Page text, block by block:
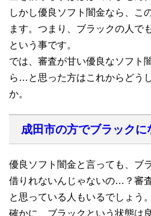
しかし優良ソフト闇金なら、こ
ます。つまり、ブラックの人で
という事です。
では、審査が甘い優良なソフト
ら…と思った方はこれからどう
か。
成田市の方でブラックに
優良ソフト闇金と言っても、ブ
借りれないんじゃないの…？審
と思っている人もいるでしょう。
確かに、ブラックという状態は